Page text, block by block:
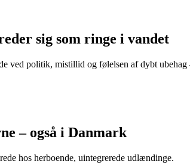
sig som ringe i vandet
ved politik, mistillid og følelsen af dybt
– også i Danmark
hos herboende, uintegrerede udlændinge.